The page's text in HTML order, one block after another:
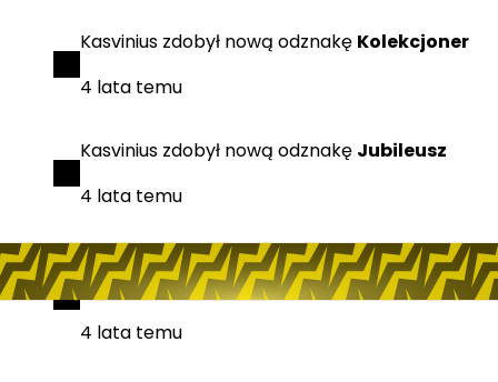
Kasvinius zdobył nową odznakę Kolekcjoner
4 lata temu
Kasvinius zdobył nową odznakę Jubileusz
4 lata temu
Kasviniusodebrałnową nagrodęLosowy
klucz STEAM
4 lata temu